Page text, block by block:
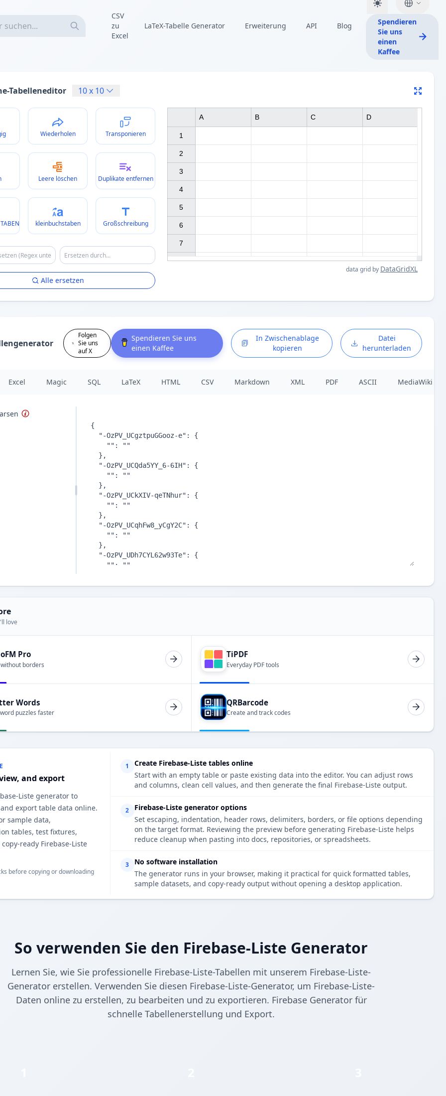
CSV
zu
Excel
LaTeX-Tabelle Generator Erweiterung API Blog
Spendieren
Sie uns
einen
Kaffee
Tabelleneditor 10x 10
Wiederholen Transponieren
Leere löschen Duplikate entfernen
kleinbuchstaben Großschreibung
Alle ersetzen
data grid by DataGridXL
1
2
3
4
5
6
7
A B C D
Folgen
Sie uns
auf X
Spendieren Sie uns
einen Kaffee
In Zwischenablage
kopieren
Datei
herunterladen
Excel Magic SQL LaTeX HTML CSV Markdown XML PDF ASCII MediaWiki
love
Pro
borders
TiPDF
Everyday PDF tools
Words
puzzles faster
QRBarcode
Create and track codes
and export
Liste generator to
export table data online.
sample data,
tables, test fixtures,
ready Firebase-Liste
before copying or downloading
1
Create Firebase-Liste tables online
Start with an empty table or paste existing data into the editor. You can adjust rows
and columns, clean cell values, and then generate the final Firebase-Liste output.
2
Firebase-Liste generator options
Set escaping, indentation, header rows, delimiters, borders, or file options depending
on the target format. Reviewing the preview before generating Firebase-Liste helps
reduce cleanup when pasting into docs, repositories, or spreadsheets.
3
No software installation
The generator runs in your browser, making it practical for quick formatted tables,
sample datasets, and copy-ready output without opening a desktop application.
So verwenden Sie den Firebase-Liste Generator
Lernen Sie, wie Sie professionelle Firebase-Liste-Tabellen mit unserem Firebase-Liste-
Generator erstellen. Verwenden Sie diesen Firebase-Liste-Generator, um Firebase-Liste-
Daten online zu erstellen, zu bearbeiten und zu exportieren. Firebase Generator für
schnelle Tabellenerstellung und Export.